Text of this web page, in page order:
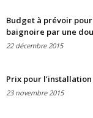
Budget à prévoir
baignoire par une
22 décembre 2015
Prix pour l’installation
23 novembre 2015